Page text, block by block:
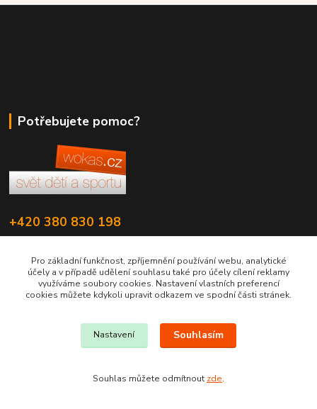
Potřebujete pomoc?
+420 380 830 198
Vytvořeno na Eshop-rychle.cz
Pro základní funkčnost, zpříjemnění používání webu, analytické
účely a v případě udělení souhlasu také pro účely cílení reklamy
využíváme soubory cookies. Nastavení vlastních preferencí
cookies můžete kdykoli upravit odkazem ve spodní části stránek.
Nastavení Souhlasím
Souhlas můžete odmítnout zde.